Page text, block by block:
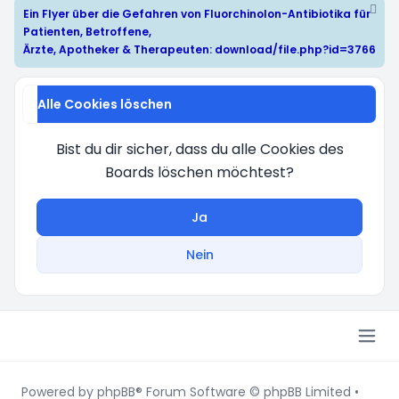
Ein Flyer über die Gefahren von Fluorchinolon-Antibiotika für
Patienten, Betroffene,
Ärzte, Apotheker & Therapeuten: download/file.php?id=3766
Alle Cookies löschen
Bist du dir sicher, dass du alle Cookies des
Boards löschen möchtest?
Ja
Nein
Powered by phpBB® Forum Software © phpBB Limited •